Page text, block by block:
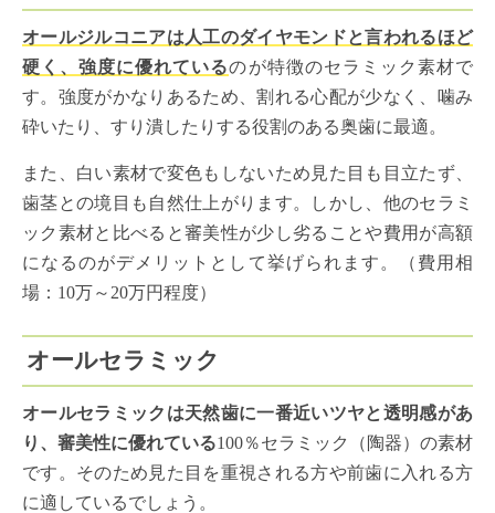
オールジルコニアは人工のダイヤモンドと言われるほど
硬く、強度に優れているのが特徴のセラミック素材で
す。強度がかなりあるため、割れる心配が少なく、噛み
砕いたり、すり潰したりする役割のある奥歯に最適。
また、白い素材で変色もしないため見た目も目立たず、
歯茎との境目も自然仕上がります。しかし、他のセラミ
ック素材と比べると審美性が少し劣ることや費用が高額
になるのがデメリットとして挙げられます。（費用相
場：10万～20万円程度）
オールセラミック
オールセラミックは天然歯に一番近いツヤと透明感があ
り、審美性に優れている100％セラミック（陶器）の素材
です。そのため見た目を重視される方や前歯に入れる方
に適しているでしょう。